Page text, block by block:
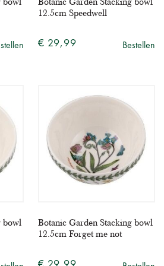
bowl
Botanic Garden Stacking bowl
12.5cm Speedwell
€ 29,99 Bestellen
bowl
Botanic Garden Stacking bowl
12.5cm Forget me not